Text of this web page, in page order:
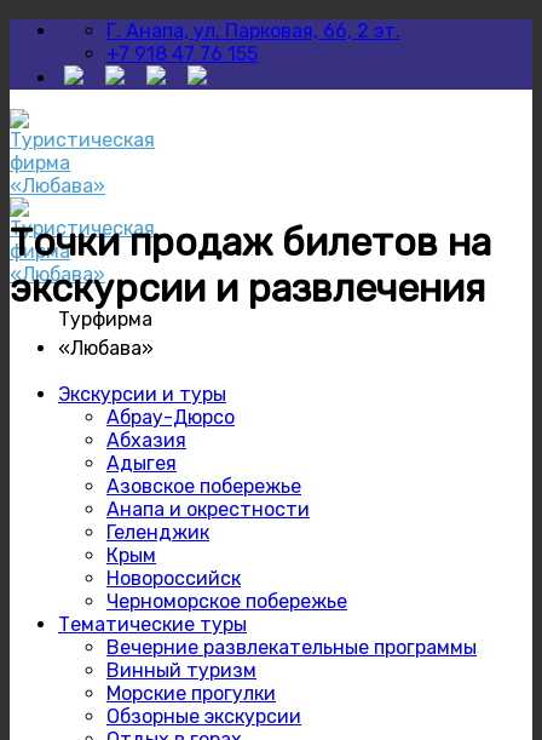
Skip
content
Г. Анапа, ул. Парковая, 66, 2 эт.
+7 918 47 76 155
Турфирма
«Любава»
Экскурсии и туры
Абрау-Дюрсо
Абхазия
Адыгея
Азовское побережье
Анапа и окрестности
Геленджик
Крым
Новороссийск
Черноморское побережье
Тематические туры
Вечерние развлекательные программы
Винный туризм
Морские прогулки
Обзорные экскурсии
Точки продаж билетов на
экскурсии и развлечения